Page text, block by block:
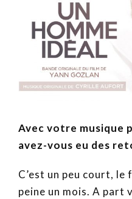
Avec votre musique
avez-vous eu des
C’est un peu court,
peine un mois. A part